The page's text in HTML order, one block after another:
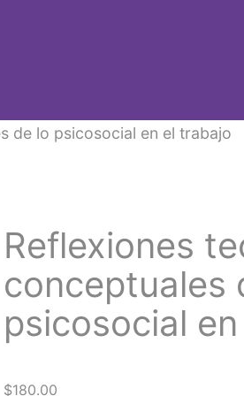
de lo psicosocial en el trabajo
Reflexiones
conceptuales
psicosocial
$180.00